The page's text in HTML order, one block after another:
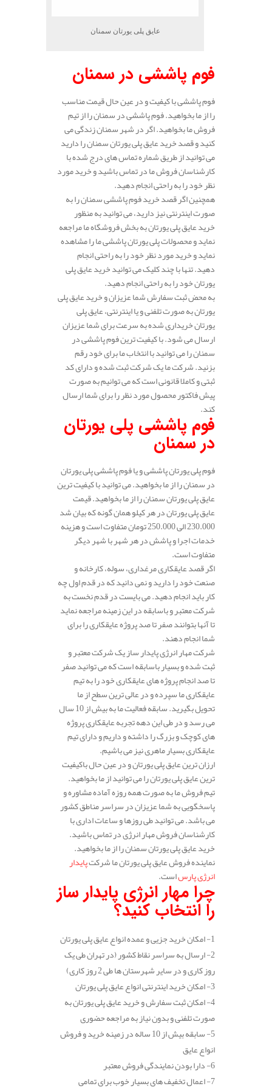
عایق پلی یورتان سمنان
فوم پاششی در سمنان
فوم پاششی با کیفیت و در عین حال قیمت مناسب
را از ما بخواهید. فوم پاششی در سمنان را از تیم
فروش ما بخواهید. اگر در شهر سمنان زندگی می
کنید و قصد خرید عایق پلی یورتان سمنان را دارید
می توانید از طریق شماره تماس های درج شده با
کارشناسان فروش ما در تماس باشید و خرید مورد
نظر خود را به راحتی انجام دهید.
همچنین اگر قصد خرید فوم پاششی سمنان را به
صورت اینترنتی نیز دارید، می توانید به منظور
خرید عایق پلی یورتان به بخش فروشگاه ما مراجعه
نماید و محصولات پلی یورتان پاششی ما را مشاهده
نماید و خرید مورد نظر خود را به راحتی انجام
دهید. تنها با چند کلیک می توانید خرید عایق پلی
یورتان خود را به راحتی انجام دهید.
به محض ثبت سفارش شما عزیزان و خرید عایق پلی
یورتان به صورت تلفنی و یا اینترنتی، عایق پلی
یورتان خریداری شده به سرعت برای شما عزیزان
ارسال می شود. با کیفیت ترین فوم پاششی در
سمنان را می توانید با انتخاب ما برای خود رقم
بزنید. شرکت ما یک شرکت ثبت شده و دارای کد
ثبتی و کاملا قانونی است که می توانیم به صورت
پیش فاکتور محصول مورد نظر را برای شما ارسال
کند.
فوم پاششی پلی یورتان
در سمنان
فوم پلی یورتان پاششی و یا فوم پاششی پلی یورتان
در سمنان را از ما بخواهید. می توانید با کیفیت ترین
عایق پلی یورتان سمنان را از ما بخواهید. قیمت
عایق پلی یورتان در هر کیلو همان گونه که بیان شد
230.000 الی 250.000 تومان متفاوت است و هزینه
خدمات اجرا و پاشش در هر شهر با شهر دیگر
متفاوت است.
اگر قصد عایقکاری مرغداری، سوله، کارخانه و
صنعت خود را دارید و نمی دانید که در قدم اول چه
کار باید انجام دهید. می بایست در قدم نخست به
شرکت معتبر و باسابقه در این زمینه مراجعه نماید
تا آنها بتوانند صفر تا صد پروژه عایقکاری را برای
شما انجام دهند.
شرکت مهار انرژی پایدار ساز یک شرکت معتبر و
ثبت شده و بسیار باسابقه است که می توانید صفر
تا صد انجام پروژه های عایقکاری خود را به تیم
عایقکاری ما سپرده و در عالی ترین سطح از ما
تحویل بگیرید. سابقه فعالیت ما به بیش از 10 سال
می رسد و در طی این دهه تجربه عایقکاری پروژه
های کوچک و بزرگ را داشته و داریم و دارای تیم
عایقکاری بسیار ماهری نیز می باشیم.
ارزان ترین عایق پلی یورتان و در عین حال باکیفیت
ترین عایق پلی یورتان را می توانید از ما بخواهید.
تیم فروش ما به صورت همه روزه آماده مشاوره و
پاسخگویی به شما عزیزان در سراسر مناطق کشور
می باشد. می توانید طی روزها و ساعات اداری با
کارشناسان فروش مهار انرژی در تماس باشید.
خرید عایق پلی یورتان سمنان را از ما بخواهید.
نماینده فروش عایق پلی یورتان ما شرکتپایدار
انرژی پارساست.
چرا مهار انرژی پایدار ساز
را انتخاب کنید؟
1- امکان خرید جزیی و عمده انواع عایق پلی یورتان
2- ارسال به سراسر نقاط کشور (در تهران طی یک
روز کاری و در سایر شهرستان ها طی 2 روز کاری)
3- امکان خرید اینترنتی انواع عایق پلی یورتان
4- امکان ثبت سفارش و خرید عایق پلی یورتان به
صورت تلفنی و بدون نیاز به مراجعه حضوری
5- سابقه بیش از 10 ساله در زمینه خرید و فروش
انواع عایق
6- دارا بودن نمایندگی فروش معتبر
7- اعمال تخفیف های بسیار خوب برای تمامی